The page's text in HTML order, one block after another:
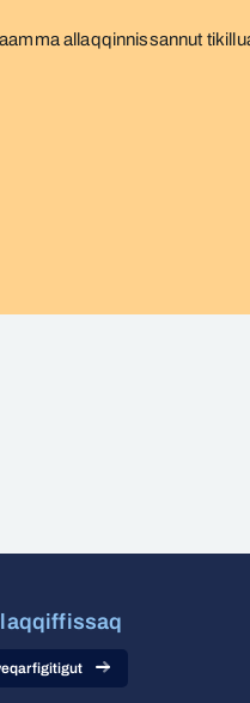
allaqqinnissannut